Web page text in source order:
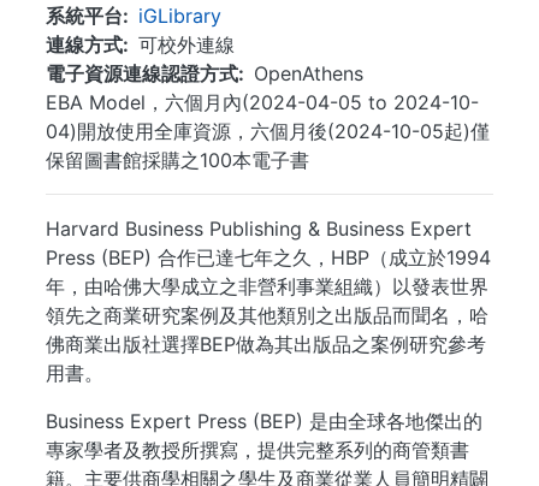
系統平台
iGLibrary
連線方式
可校外連線
電子資源連線認證方式
OpenAthens
EBA Model，六個月內(2024-04-05 to 2024-10-
04)開放使用全庫資源，六個月後(2024-10-05起)僅
保留圖書館採購之100本電子書
Harvard Business Publishing & Business Expert
Press (BEP) 合作已達七年之久，HBP（成立於1994
年，由哈佛大學成立之非營利事業組織）以發表世界
領先之商業研究案例及其他類別之出版品而聞名，哈
佛商業出版社選擇BEP做為其出版品之案例研究參考
用書。
Business Expert Press (BEP) 是由全球各地傑出的
專家學者及教授所撰寫，提供完整系列的商管類書
籍。主要供商學相關之學生及商業從業人員簡明精闢